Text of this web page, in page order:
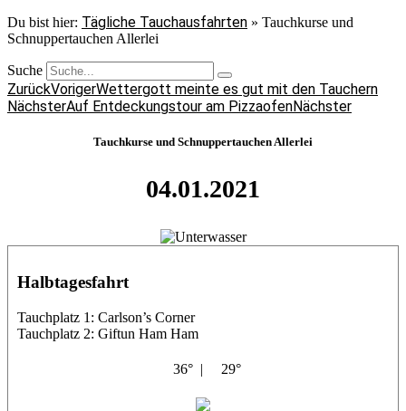
Du bist hier: Tägliche Tauchausfahrten » Tauchkurse und
Schnuppertauchen Allerlei
Suche
ZurückVorigerWettergott meinte es gut mit den Tauchern
NächsterAuf Entdeckungstour am PizzaofenNächster
Tauchkurse und Schnuppertauchen Allerlei
04.01.2021
Halbtagesfahrt
Tauchplatz 1: Carlson’s Corner
Tauchplatz 2: Giftun Ham Ham
36° | 29°